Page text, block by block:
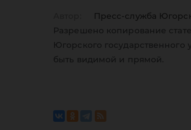
Пресс-служба
Разрешено копирование
Югорского
быть видимой и прямой.